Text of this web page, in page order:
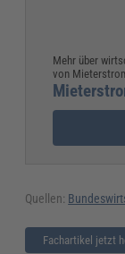
Mehr über
von
Quellen:
Fachartikel jetzt